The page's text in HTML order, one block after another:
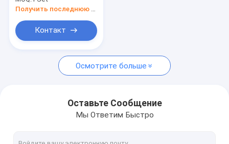
Ice Maker
Получить последнюю цену
Контакт
Осмотрите больше
Оставьте Сообщение
Мы Ответим Быстро